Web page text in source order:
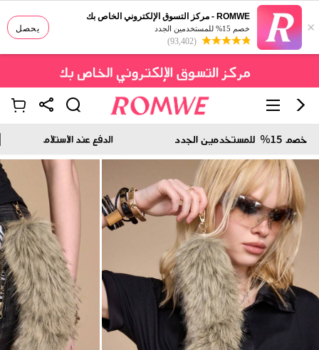
يحصل ×
ROMWE - مركز التسوق الإلكتروني الخاص بك
خصم 15% للمستخدمين الجدد
(93,402)